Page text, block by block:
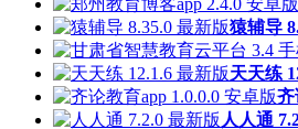
猿辅导
天天练
齐
人人通